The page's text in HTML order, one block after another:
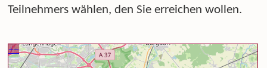
Teilnehmers wählen, den Sie erreichen wollen.